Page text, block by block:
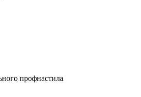
профнастила